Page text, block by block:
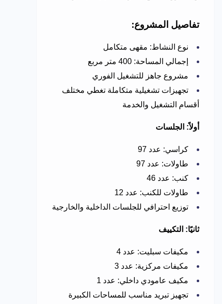
تفاصيل المشروع:
نوع النشاط: مقهى متكامل
إجمالي المساحة: 400 متر مربع
مشروع جاهز للتشغيل الفوري
تجهيزات تشغيلية متكاملة تغطي مختلف
أقسام التشغيل والخدمة
أولاً: الجلسات
كراسي: عدد 97
طاولات: عدد 97
كنب: عدد 46
طاولات للكنب: عدد 12
توزيع احترافي للجلسات الداخلية والخارجية
ثانيًا: التكييف
مكيفات سبليت: عدد 4
مكيفات مركزية: عدد 3
مكيف عامودي داخلي: عدد 1
تجهيز تبريد مناسب للمساحات الكبيرة